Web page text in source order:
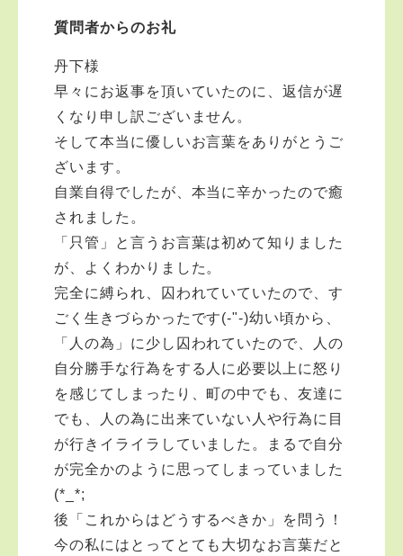
質問者からのお礼
丹下様
早々にお返事を頂いていたのに、返信が遅
くなり申し訳ございません。
そして本当に優しいお言葉をありがとうご
ざいます。
自業自得でしたが、本当に辛かったので癒
されました。
「只管」と言うお言葉は初めて知りました
が、よくわかりました。
完全に縛られ、囚われていていたので、す
ごく生きづらかったです(-"-)幼い頃から、
「人の為」に少し囚われていたので、人の
自分勝手な行為をする人に必要以上に怒り
を感じてしまったり、町の中でも、友達に
でも、人の為に出来ていない人や行為に目
が行きイライラしていました。まるで自分
が完全かのように思ってしまっていました
(*_*;
後「これからはどうするべきか」を問う！
今の私にはとってとても大切なお言葉だと